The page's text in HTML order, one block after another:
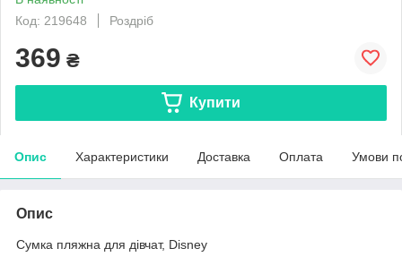
Код: 219648
Роздріб
369 ₴
Купити
Опис Характеристики Доставка Оплата Умови
Опис
Сумка пляжна для дівчат, Disney